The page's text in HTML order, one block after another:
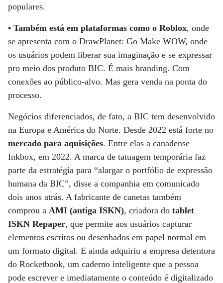
populares.
• Também está em plataformas como o Roblox, onde
se apresenta com o DrawPlanet: Go Make WOW, onde
os usuários podem liberar sua imaginação e se expressar
pro meio dos produto BIC. É mais branding. Com
conexões ao público-alvo. Mas gera venda na ponta do
processo.
Negócios diferenciados, de fato, a BIC tem desenvolvido
na Europa e América do Norte. Desde 2022 está forte no
mercado para aquisições. Entre elas a canadense
Inkbox, em 2022. A marca de tatuagem temporária faz
parte da estratégia para “alargar o portfólio de expressão
humana da BIC”, disse a companhia em comunicado
dois anos atrás. A fabricante de canetas também
comprou a AMI (antiga ISKN), criadora do tablet
ISKN Repaper, que permite aos usuários capturar
elementos escritos ou desenhados em papel normal em
um formato digital. E ainda adquiriu a empresa detentora
do Rocketbook, um caderno inteligente que a pessoa
pode escrever e imediatamente o conteúdo é digitalizado